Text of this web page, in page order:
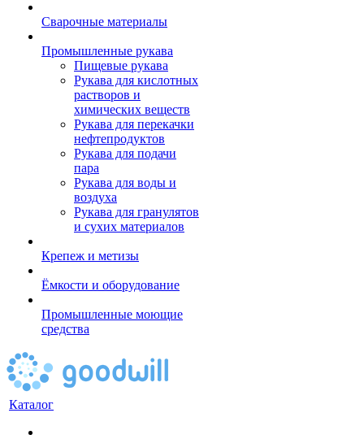
Сварочные материалы
Промышленные рукава
Пищевые рукава
Рукава для кислотных
растворов и
химических веществ
Рукава для перекачки
нефтепродуктов
Рукава для подачи
пара
Рукава для воды и
воздуха
Рукава для гранулятов
и сухих материалов
Крепеж и метизы
Ёмкости и оборудование
Промышленные моющие
средства
Каталог